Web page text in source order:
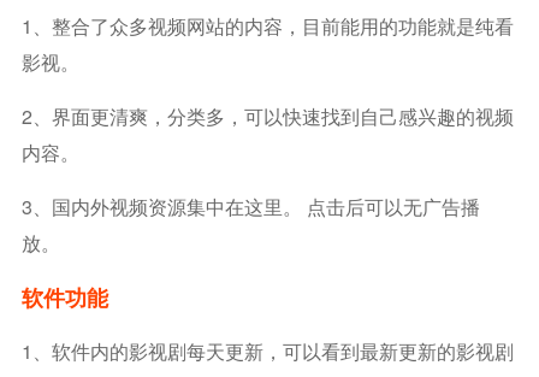
1、整合了众多视频网站的内容，目前能用的功能就是纯看
影视。
2、界面更清爽，分类多，可以快速找到自己感兴趣的视频
内容。
3、国内外视频资源集中在这里。 点击后可以无广告播
放。
软件功能
1、软件内的影视剧每天更新，可以看到最新更新的影视剧